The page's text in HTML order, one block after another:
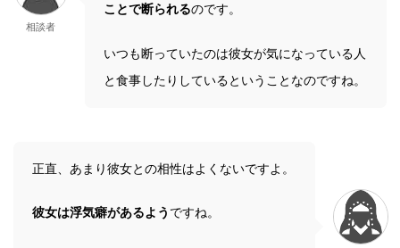
相談者
ことで断られるのです。
いつも断っていたのは彼女が気になっている人
と食事したりしているということなのですね。
正直、あまり彼女との相性はよくないですよ。
彼女は浮気癖があるよう ですね。